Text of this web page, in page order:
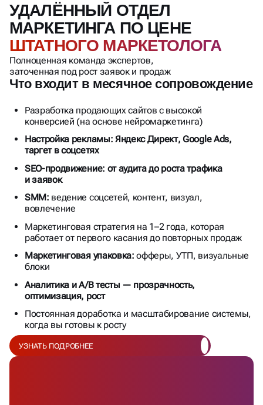
УДАЛЁННЫЙ ОТДЕЛ
МАРКЕТИНГА ПО ЦЕНЕ
ШТАТНОГО МАРКЕТОЛОГА
Полноценная команда экспертов,
заточенная под рост заявок и продаж
Что входит в месячное сопровождение
Разработка продающих сайтов с высокой
конверсией (на основе нейромаркетинга)
Настройка рекламы: Яндекс Директ, Google Ads,
таргет в соцсетях
SEO-продвижение: от аудита до роста трафика
и заявок
SMM: ведение соцсетей, контент, визуал,
вовлечение
Маркетинговая стратегия на 1–2 года, которая
работает от первого касания до повторных продаж
Маркетинговая упаковка: офферы, УТП, визуальные
блоки
Аналитика и A/B тесты — прозрачность,
оптимизация, рост
Постоянная доработка и масштабирование системы,
когда вы готовы к росту
УЗНАТЬ ПОДРОБНЕЕ